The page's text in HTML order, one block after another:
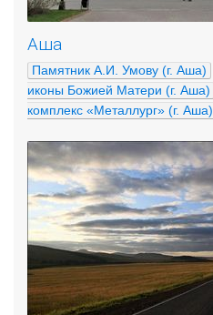
Аша
Памятник А.И. Умову (г. Аша)
иконы Божией Матери (г. Аша)
комплекс «Металлург» (г. Аша)